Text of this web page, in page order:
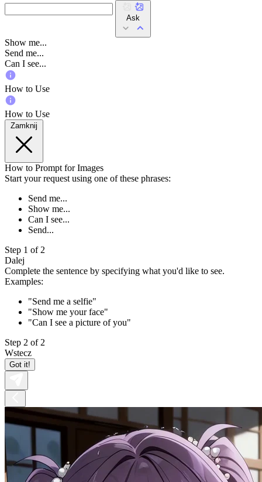
Ask
Show me...
Send me...
Can I see...
How to Use
How to Use
Zamknij
How to Prompt for Images
Start your request using one of these phrases:
Send me...
Show me...
Can I see...
Send...
Step 1 of 2
Dalej
Complete the sentence by specifying what you'd like to see.
Examples:
"Send me a selfie"
"Show me your face"
"Can I see a picture of you"
Step 2 of 2
Wstecz
Got it!